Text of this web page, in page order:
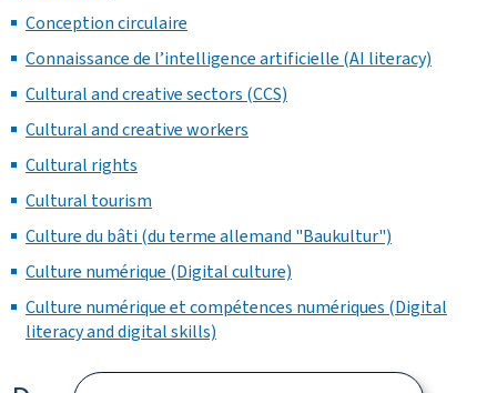
Conception circulaire
Connaissance de l’intelligence artificielle (AI literacy)
Cultural and creative sectors (CCS)
Cultural and creative workers
Cultural rights
Cultural tourism
Culture du bâti (du terme allemand "Baukultur")
Culture numérique (Digital culture)
Culture numérique et compétences numériques (Digital
literacy and digital skills)